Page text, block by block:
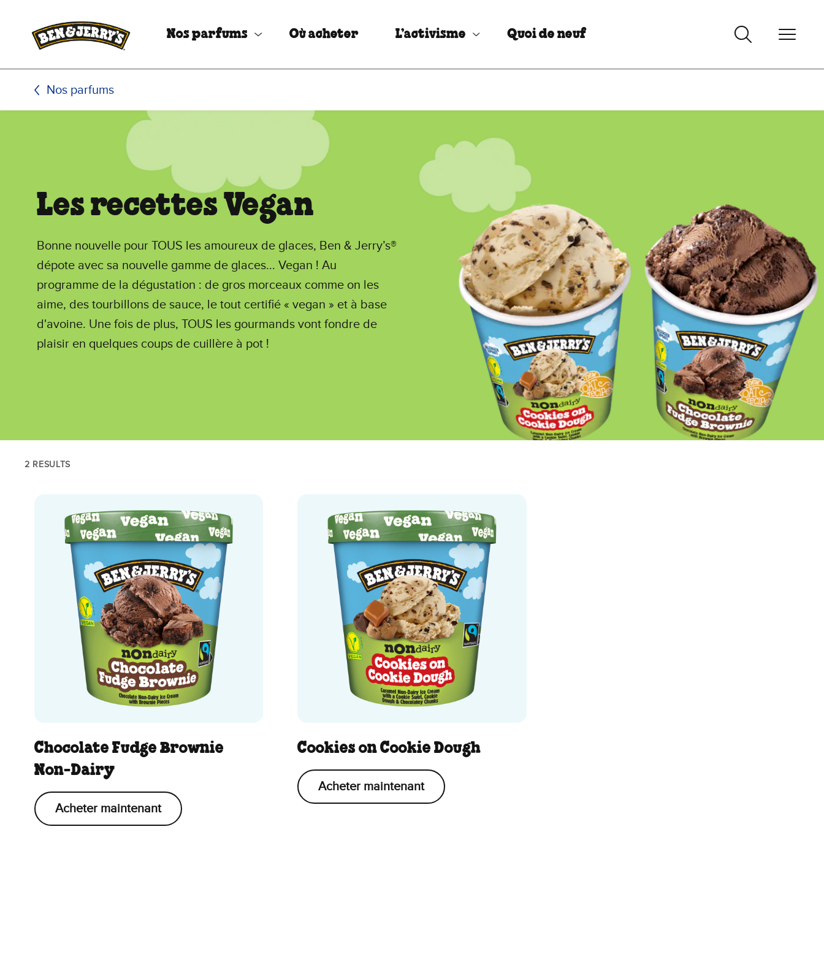
Nos parfums Où acheter L’activisme Quoi de neuf
Nos parfums
Les recettes Vegan
Bonne nouvelle pour TOUS les amoureux de glaces, Ben & Jerry’s®
dépote avec sa nouvelle gamme de glaces... Vegan ! Au
programme de la dégustation : de gros morceaux comme on les
aime, des tourbillons de sauce, le tout certifié « vegan » et à base
d'avoine. Une fois de plus, TOUS les gourmands vont fondre de
plaisir en quelques coups de cuillère à pot !
2 RESULTS
Chocolate Fudge Brownie
Non-Dairy
Acheter maintenant
Cookies on Cookie Dough
Acheter maintenant